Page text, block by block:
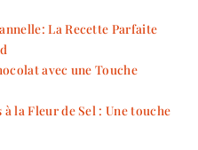
La Recette Parfaite
avec une Touche
la Fleur de Sel : Une touche